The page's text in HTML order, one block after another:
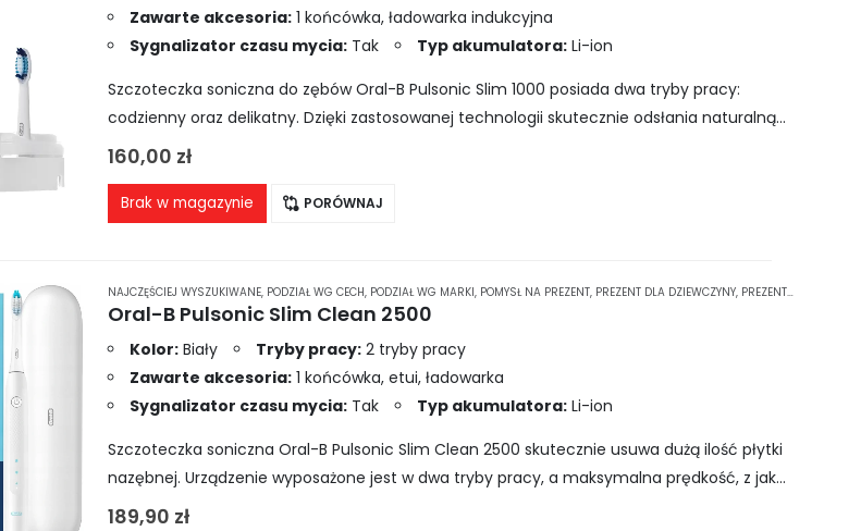
Zawarte akcesoria: 1 końcówka, ładowarka indukcyjna
Sygnalizator czasu mycia: Tak Typ akumulatora: Li-ion
Szczoteczka soniczna do zębów Oral-B Pulsonic Slim 1000 posiada dwa tryby pracy:
codzienny oraz delikatny. Dzięki zastosowanej technologii skutecznie odsłania naturalną
biel zębów, a wbudowane czasomierze pomagają kontrolować czas szczotkowania,…
160,00 zł
Brak w magazynie PORÓWNAJ
NAJCZĘŚCIEJ WYSZUKIWANE, PODZIAŁ WG CECH, PODZIAŁ WG MARKI, POMYSŁ NA PREZENT, PREZENT DLA DZIEWCZYNY, PREZENT DLA MAMY
Oral-B Pulsonic Slim Clean 2500
Kolor: Biały Tryby pracy: 2 tryby pracy
Zawarte akcesoria: 1 końcówka, etui, ładowarka
Sygnalizator czasu mycia: Tak Typ akumulatora: Li-ion
Szczoteczka soniczna Oral-B Pulsonic Slim Clean 2500 skutecznie usuwa dużą ilość płytki
nazębnej. Urządzenie wyposażone jest w dwa tryby pracy, a maksymalna prędkość, z jaką
porusza się jego głowica, wynosi…
189,90 zł